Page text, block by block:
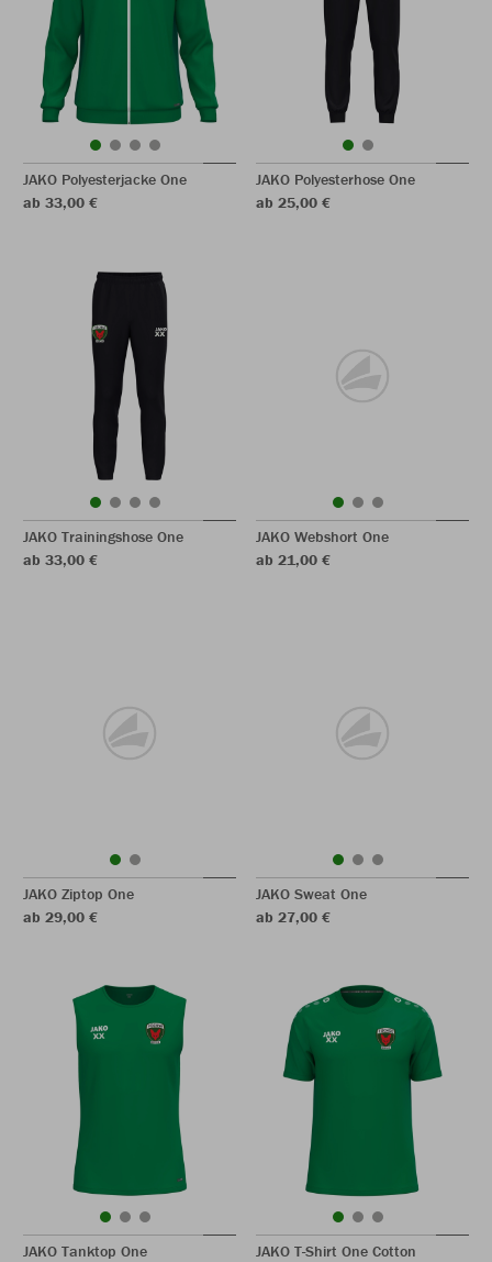
JAKO Polyesterjacke One
ab 33,00 €
JAKO Polyesterhose One
ab 25,00 €
JAKO Trainingshose One
ab 33,00 €
JAKO Webshort One
ab 21,00 €
JAKO Ziptop One
ab 29,00 €
JAKO Sweat One
ab 27,00 €
JAKO Tanktop One
JAKO T-Shirt One Cotton